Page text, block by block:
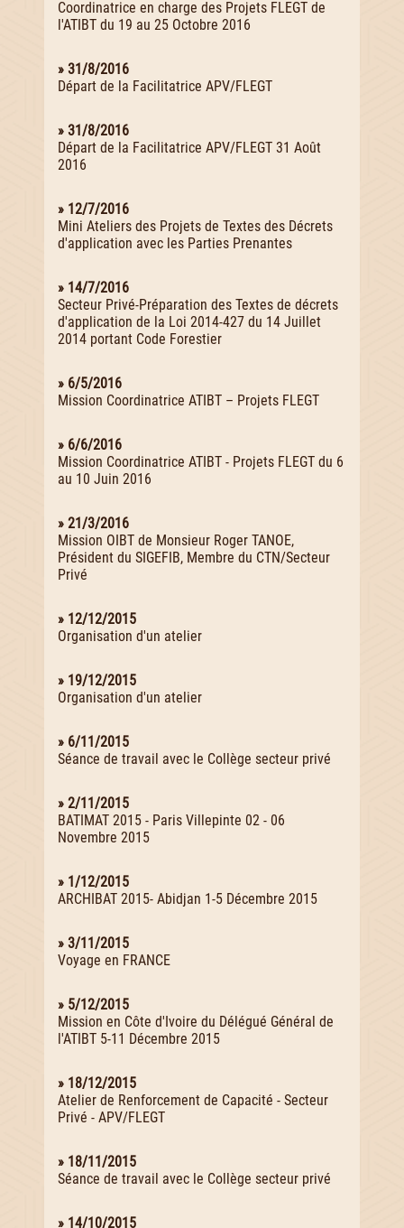
Coordinatrice en charge des Projets FLEGT de
l'ATIBT du 19 au 25 Octobre 2016
» 31/8/2016
Départ de la Facilitatrice APV/FLEGT
» 31/8/2016
Départ de la Facilitatrice APV/FLEGT 31 Août
2016
» 12/7/2016
Mini Ateliers des Projets de Textes des Décrets
d'application avec les Parties Prenantes
» 14/7/2016
Secteur Privé-Préparation des Textes de décrets
d'application de la Loi 2014-427 du 14 Juillet
2014 portant Code Forestier
» 6/5/2016
Mission Coordinatrice ATIBT – Projets FLEGT
» 6/6/2016
Mission Coordinatrice ATIBT - Projets FLEGT du 6
au 10 Juin 2016
» 21/3/2016
Mission OIBT de Monsieur Roger TANOE,
Président du SIGEFIB, Membre du CTN/Secteur
Privé
» 12/12/2015
Organisation d'un atelier
» 19/12/2015
Organisation d'un atelier
» 6/11/2015
Séance de travail avec le Collège secteur privé
» 2/11/2015
BATIMAT 2015 - Paris Villepinte 02 - 06
Novembre 2015
» 1/12/2015
ARCHIBAT 2015- Abidjan 1-5 Décembre 2015
» 3/11/2015
Voyage en FRANCE
» 5/12/2015
Mission en Côte d'Ivoire du Délégué Général de
l'ATIBT 5-11 Décembre 2015
» 18/12/2015
Atelier de Renforcement de Capacité - Secteur
Privé - APV/FLEGT
» 18/11/2015
Séance de travail avec le Collège secteur privé
» 14/10/2015